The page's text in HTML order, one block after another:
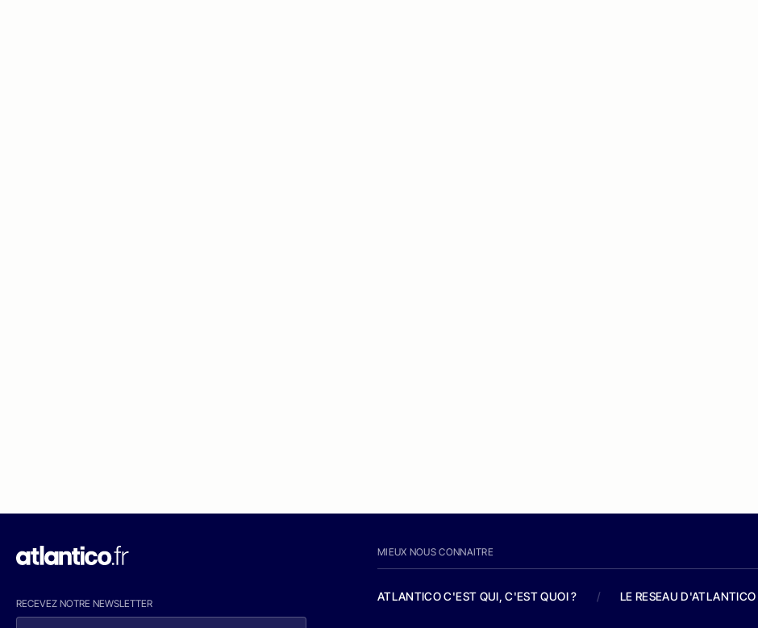
RECEVEZ NOTRE NEWSLETTER
MIEUX NOUS CONNAITRE
ATLANTICO C'EST QUI, C'EST QUOI ? / LE RESEAU D'ATLANTICO